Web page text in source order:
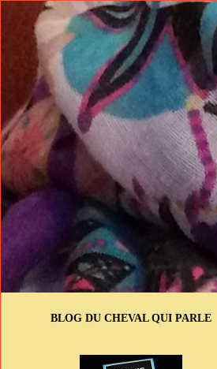
BLOG DU CHEVAL QUI PARLE